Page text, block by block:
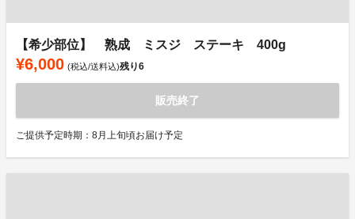
【希少部位】 熟成 ミスジ ステーキ 400g
¥6,000 (税込/送料込)残り6
販売終了
ご提供予定時期：8月上旬頃お届け予定